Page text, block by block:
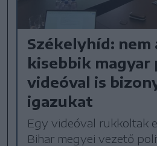
Székelyhíd: nem
kisebbik magyar
videóval is
igazukat
Egy videóval rukkoltak
Bihar megyei vezető